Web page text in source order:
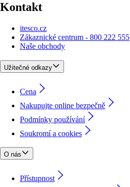
Kontakt
itesco.cz
Zákaznické centrum - 800 222 555
Naše obchody
Užitečné odkazy
Cena
Nakupujte online bezpečně
Podmínky používání
Soukromí a cookies
O nás
Přístupnost